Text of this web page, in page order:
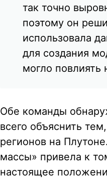
так точно
поэтому он
использовала
для создания
могло
Обе команды
всего объяснить
регионов на
массы» привела к
настоящее